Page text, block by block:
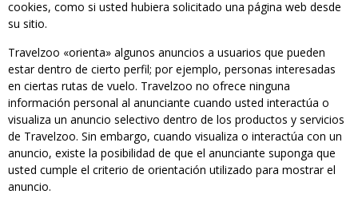
cookies, como si usted hubiera solicitado una página web desde
su sitio.
Travelzoo «orienta» algunos anuncios a usuarios que pueden
estar dentro de cierto perfil; por ejemplo, personas interesadas
en ciertas rutas de vuelo. Travelzoo no ofrece ninguna
información personal al anunciante cuando usted interactúa o
visualiza un anuncio selectivo dentro de los productos y servicios
de Travelzoo. Sin embargo, cuando visualiza o interactúa con un
anuncio, existe la posibilidad de que el anunciante suponga que
usted cumple el criterio de orientación utilizado para mostrar el
anuncio.